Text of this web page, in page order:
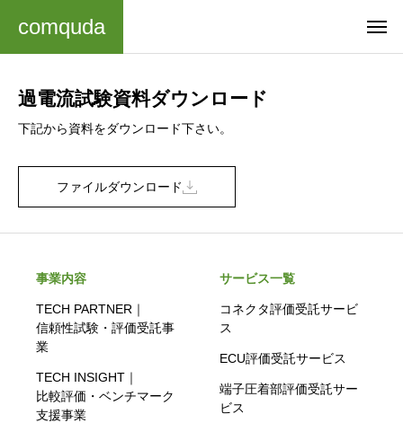
comquda
過電流試験資料ダウンロード
下記から資料をダウンロード下さい。
ファイルダウンロード
事業内容
TECH PARTNER｜
信頼性試験・評価受託事
業
TECH INSIGHT｜
比較評価・ベンチマーク
支援事業
サービス一覧
コネクタ評価受託サービ
ス
ECU評価受託サービス
端子圧着部評価受託サー
ビス